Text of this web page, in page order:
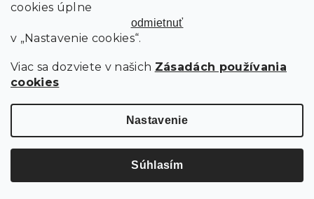
cookies úplne
odmietnuť
v „Nastavenie cookies“.
Viac sa dozviete v našich Zásadách používania
cookies
Nastavenie
Súhlasím
Vytvoril Shoptet Premium